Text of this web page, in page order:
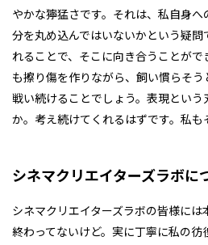
やかな獰猛さです。それは、私自身
分を丸め込んではいないかという疑
れることで、そこに向き合うことが
も擦り傷を作りながら、飼い慣らそ
戦い続けることでしょう。表現とい
か。考え続けてくれるはずです。私も
シネマクリエイターズラボに
シネマクリエイターズラボの皆様には
終わってないけど。実に丁寧に私の彷